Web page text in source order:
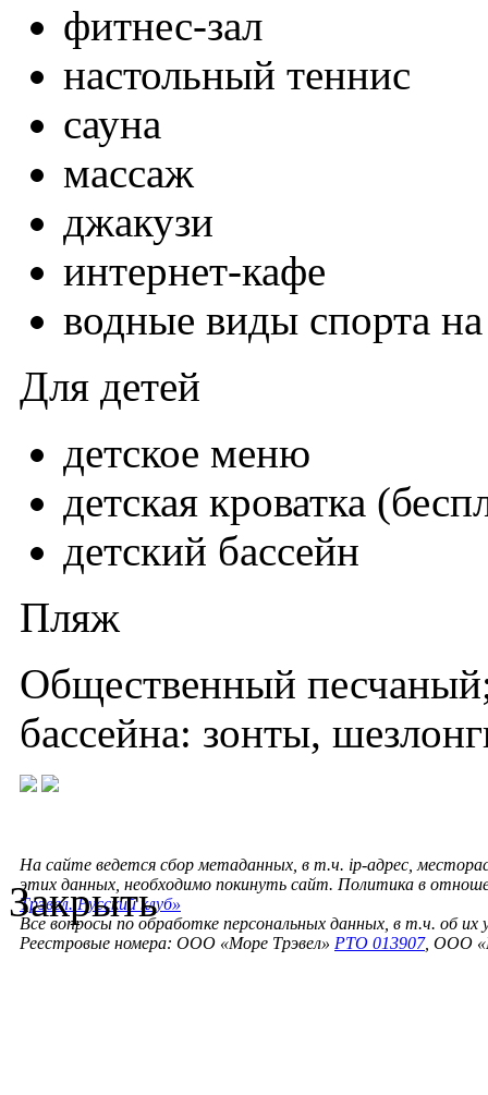
фитнес-зал
настольный теннис
сауна
массаж
джакузи
интернет-кафе
водные виды спорта
Для детей
детское меню
детская кроватка
детский бассейн
Пляж
Общественный
бассейна: зонты,
На сайте ведется сбор метаданных, в т.ч. ip-адрес,
этих данных, необходимо покинуть сайт. Политика в
Трэвел. Русский клуб»
Все вопросы по обработке персональных данных, в т.ч. об их
Реестровые номера: ООО «Море Трэвел» РТО 013907, ООО
Закрыть